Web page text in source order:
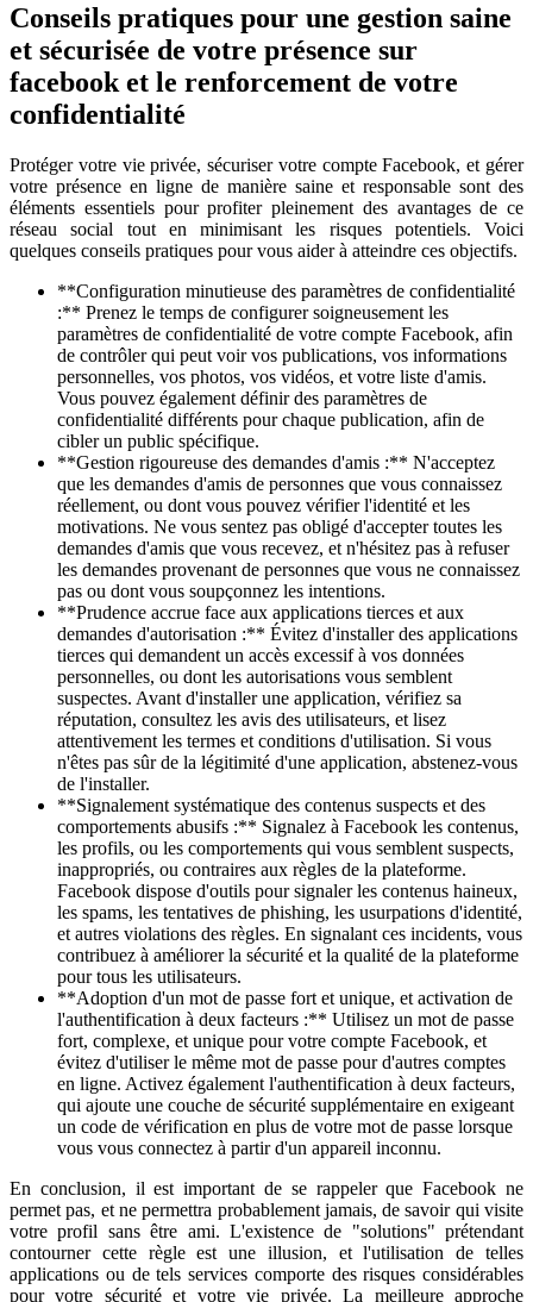
Conseils pratiques pour une gestion saine
et sécurisée de votre présence sur
facebook et le renforcement de votre
confidentialité
Protéger votre vie privée, sécuriser votre compte Facebook, et gérer
votre présence en ligne de manière saine et responsable sont des
éléments essentiels pour profiter pleinement des avantages de ce
réseau social tout en minimisant les risques potentiels. Voici
quelques conseils pratiques pour vous aider à atteindre ces objectifs.
**Configuration minutieuse des paramètres de confidentialité
:** Prenez le temps de configurer soigneusement les
paramètres de confidentialité de votre compte Facebook, afin
de contrôler qui peut voir vos publications, vos informations
personnelles, vos photos, vos vidéos, et votre liste d'amis.
Vous pouvez également définir des paramètres de
confidentialité différents pour chaque publication, afin de
cibler un public spécifique.
**Gestion rigoureuse des demandes d'amis :** N'acceptez
que les demandes d'amis de personnes que vous connaissez
réellement, ou dont vous pouvez vérifier l'identité et les
motivations. Ne vous sentez pas obligé d'accepter toutes les
demandes d'amis que vous recevez, et n'hésitez pas à refuser
les demandes provenant de personnes que vous ne connaissez
pas ou dont vous soupçonnez les intentions.
**Prudence accrue face aux applications tierces et aux
demandes d'autorisation :** Évitez d'installer des applications
tierces qui demandent un accès excessif à vos données
personnelles, ou dont les autorisations vous semblent
suspectes. Avant d'installer une application, vérifiez sa
réputation, consultez les avis des utilisateurs, et lisez
attentivement les termes et conditions d'utilisation. Si vous
n'êtes pas sûr de la légitimité d'une application, abstenez-vous
de l'installer.
**Signalement systématique des contenus suspects et des
comportements abusifs :** Signalez à Facebook les contenus,
les profils, ou les comportements qui vous semblent suspects,
inappropriés, ou contraires aux règles de la plateforme.
Facebook dispose d'outils pour signaler les contenus haineux,
les spams, les tentatives de phishing, les usurpations d'identité,
et autres violations des règles. En signalant ces incidents, vous
contribuez à améliorer la sécurité et la qualité de la plateforme
pour tous les utilisateurs.
**Adoption d'un mot de passe fort et unique, et activation de
l'authentification à deux facteurs :** Utilisez un mot de passe
fort, complexe, et unique pour votre compte Facebook, et
évitez d'utiliser le même mot de passe pour d'autres comptes
en ligne. Activez également l'authentification à deux facteurs,
qui ajoute une couche de sécurité supplémentaire en exigeant
un code de vérification en plus de votre mot de passe lorsque
vous vous connectez à partir d'un appareil inconnu.
En conclusion, il est important de se rappeler que Facebook ne
permet pas, et ne permettra probablement jamais, de savoir qui visite
votre profil sans être ami. L'existence de "solutions" prétendant
contourner cette règle est une illusion, et l'utilisation de telles
applications ou de tels services comporte des risques considérables
pour votre sécurité et votre vie privée. La meilleure approche